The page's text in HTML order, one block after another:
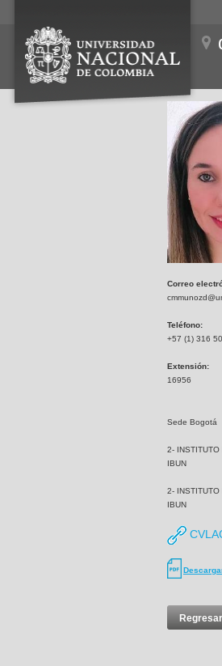
Correo
Teléfono:
+57 (1) 316
Extensión:
16956
Sede Bogotá
2-
IBUN
2-
IBUN
Regresar